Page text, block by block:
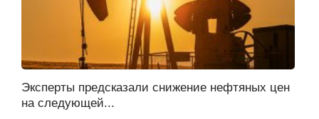
Эксперты предсказали снижение нефтяных цен
на следующей...